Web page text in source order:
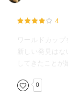
4
ワールドカップ
新しい発見は
してきたことが
0